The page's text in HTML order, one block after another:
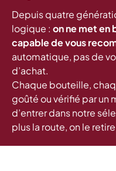
Depuis quatre
logique : on ne met en
capable de vous
automatique, pas de
d’achat.
Chaque bouteille,
goûté ou vérifié par un
d’entrer dans notre
plus la route, on le